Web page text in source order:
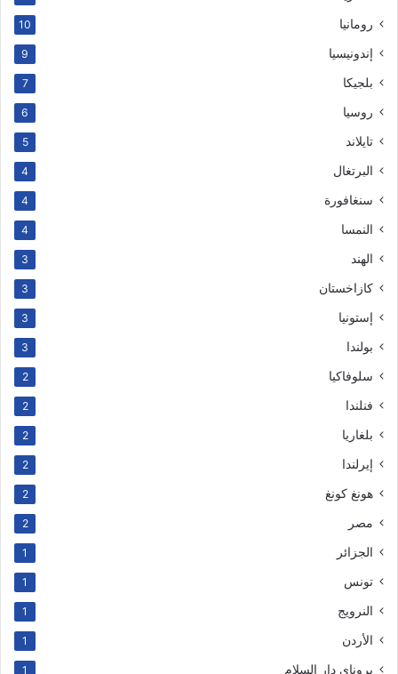
رومانيا 10
إندونيسيا 9
بلجيكا 7
روسيا 6
تايلاند 5
البرتغال 4
سنغافورة 4
النمسا 4
الهند 3
كازاخستان 3
إستونيا 3
بولندا 3
سلوفاكيا 2
فنلندا 2
بلغاريا 2
إيرلندا 2
هونغ كونغ 2
مصر 2
الجزائر 1
تونس 1
النرويج 1
الأردن 1
بروناي دار السلام 1